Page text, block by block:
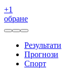
+1
обране
Результати
Прогнози
Спорт